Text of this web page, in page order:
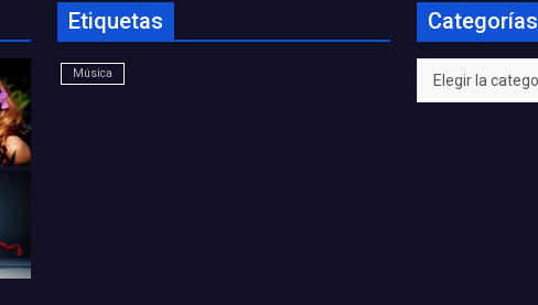
Etiquetas
Música
Categorías
Categorías